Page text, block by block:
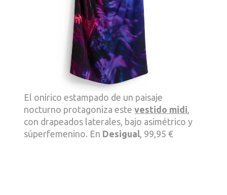
El onírico estampado de un paisaje
nocturno protagoniza estevestido midi,
con drapeados laterales, bajo asimétrico y
súperfemenino. En Desigual, 99,95 €